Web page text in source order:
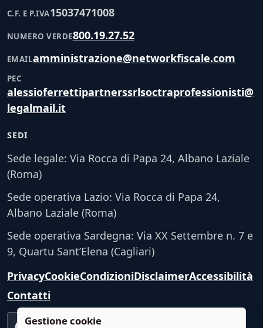
C.F. E P.IVA15037471008
NUMERO VERDE800.19.27.52
EMAILamministrazione@networkfiscale.com
PEC
alessioferrettipartnerssrlsoctraprofessionisti@
legalmail.it
SEDI
Sede legale: Via Rocca di Papa 24, Albano Laziale
(Roma)
Sede operativa Lazio: Via Rocca di Papa 24,
Albano Laziale (Roma)
Sede operativa Sardegna: Via XX Settembre n. 7 e
9, Quartu Sant’Elena (Cagliari)
PrivacyCookieCondizioniDisclaimerAccessibilità
Contatti
Accessibilità
Gestione cookie